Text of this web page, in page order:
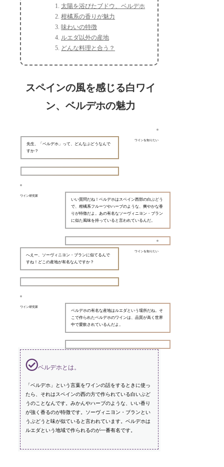
太陽を浴びたブドウ、ベルデホ
柑橘系の香りが魅力
味わいの特徴
ルエダ以外の産地
どんな料理と合う？
スペインの風を感じる白ワイ
ン、ベルデホの魅力
ワインを知りたい
先生、「ベルデホ」って、どんなぶどうなんで
すか？
ワイン研究家
いい質問だね！ベルデホはスペイン西部の白ぶどう
で、柑橘系フルーツやハーブのような、爽やかな香
りが特徴だよ。あの有名なソーヴィニヨン・ブラン
に似た風味を持っていると言われているんだ。
ワインを知りたい
へえー、ソーヴィニヨン・ブランに似てるんで
すね！どこの産地が有名なんですか？
ワイン研究家
ベルデホの有名な産地はルエダという場所だね。そ
こで作られたベルデホのワインは、品質が高く世界
中で愛飲されているんだよ。
ベルデホとは。
「ベルデホ」という言葉をワインの話をするときに使っ
たら、それはスペインの西の方で作られている白いぶど
うのことなんです。みかんやハーブのような、いい香り
が強く香るのが特徴です。ソーヴィニヨン・ブランとい
うぶどうと味が似ていると言われています。ベルデホは
ルエダという地域で作られるのが一番有名です。